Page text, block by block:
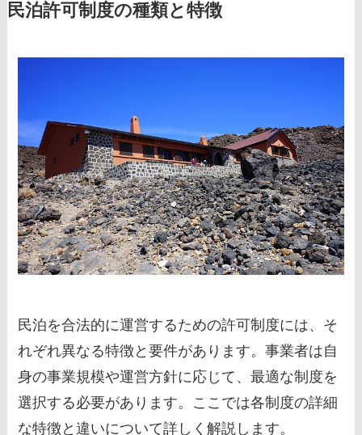
民泊許可制度の種類と特徴
民泊を合法的に運営するための許可制度には、そ
れぞれ異なる特徴と要件があります。事業者は自
身の事業規模や運営方針に応じて、最適な制度を
選択する必要があります。ここでは各制度の詳細
な特徴と違いについて詳しく解説します。